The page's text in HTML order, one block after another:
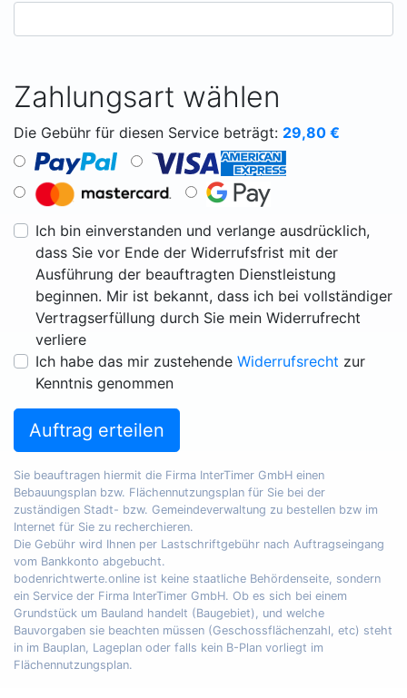
Zahlungsart wählen
Die Gebühr für diesen Service beträgt: 29,80 €
Ich bin einverstanden und verlange ausdrücklich,
dass Sie vor Ende der Widerrufsfrist mit der
Ausführung der beauftragten Dienstleistung
beginnen. Mir ist bekannt, dass ich bei vollständiger
Vertragserfüllung durch Sie mein Widerrufrecht
verliere
Ich habe das mir zustehende Widerrufsrecht zur
Kenntnis genommen
Auftrag erteilen
Sie beauftragen hiermit die Firma InterTimer GmbH einen
Bebauungsplan bzw. Flächennutzungsplan für Sie bei der
zuständigen Stadt- bzw. Gemeindeverwaltung zu bestellen bzw im
Internet für Sie zu recherchieren.
Die Gebühr wird Ihnen per Lastschriftgebühr nach Auftragseingang
vom Bankkonto abgebucht.
bodenrichtwerte.online ist keine staatliche Behördenseite, sondern
ein Service der Firma InterTimer GmbH. Ob es sich bei einem
Grundstück um Bauland handelt (Baugebiet), und welche
Bauvorgaben sie beachten müssen (Geschossflächenzahl, etc) steht
in im Bauplan, Lageplan oder falls kein B-Plan vorliegt im
Flächennutzungsplan.